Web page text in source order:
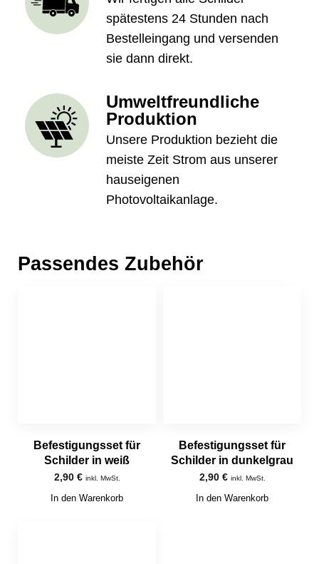
spätestens 24 Stunden nach
Bestelleingang und versenden
sie dann direkt.
Umweltfreundliche
Produktion
Unsere Produktion bezieht die
meiste Zeit Strom aus unserer
hauseigenen
Photovoltaikanlage.
Passendes Zubehör
Befestigungsset für
Schilder in weiß
2,90 € inkl. MwSt.
In den Warenkorb
Befestigungsset für
Schilder in dunkelgrau
2,90 € inkl. MwSt.
In den Warenkorb